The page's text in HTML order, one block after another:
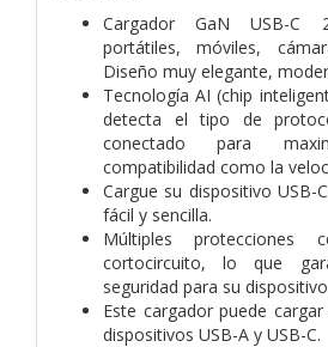
Cargador GaN USB-C
portátiles, móviles,
Diseño muy elegante,
Tecnología AI (chip
detecta el tipo de
conectado para
compatibilidad como la
Cargue su dispositivo USB-
fácil y sencilla.
Múltiples protecciones
cortocircuito, lo que
seguridad para su
Este cargador puede
dispositivos USB-A y USB-C.